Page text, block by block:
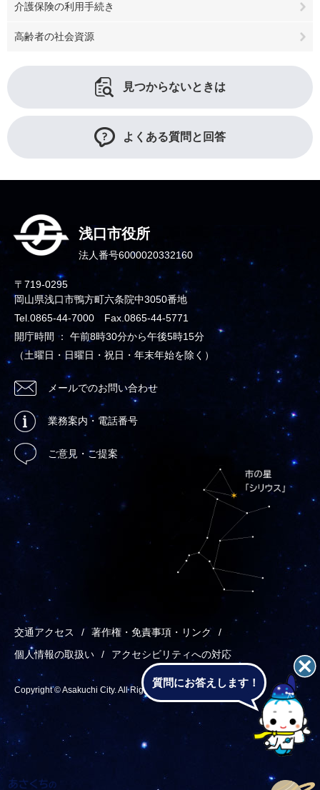
あメ
介護保険の利用手続き
高齢者の社会資源
見つからないときは
よくある質問と回答
浅口市役所
法人番号6000020332160
〒719-0295
岡山県浅口市鴨方町六条院中3050番地
Tel.0865-44-7000 Fax.0865-44-5771
開庁時間 ： 午前8時30分から午後5時15分
（土曜日・日曜日・祝日・年末年始を除く）
メールでのお問い合わせ
業務案内・電話番号
ご意見・ご提案
交通アクセス
著作権・免責事項・リンク
個人情報の取扱い
アクセシビリティへの対応
Copyright © Asakuchi City. All Rights Reserved.
質問にお答えします！